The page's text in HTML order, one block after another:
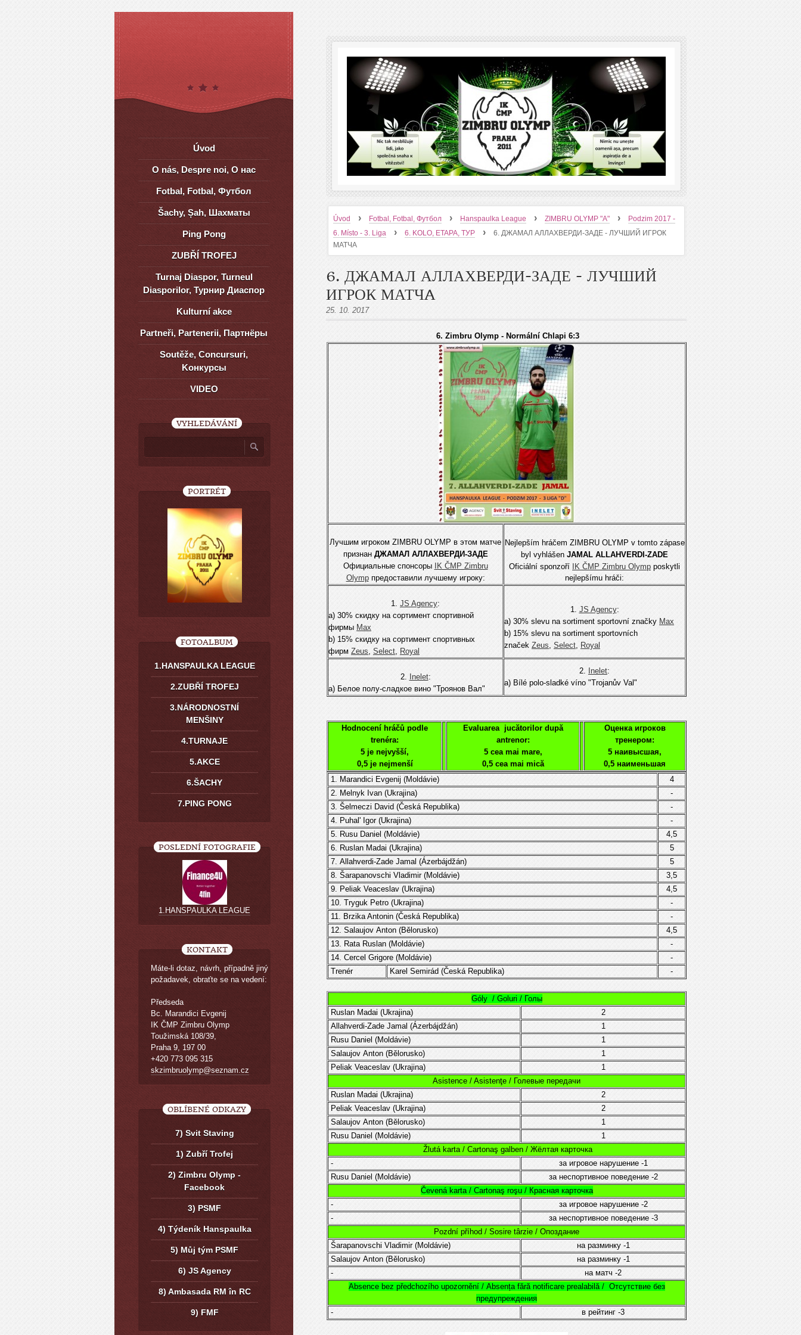
Úvod › Fotbal, Fotbal, Футбол › Hanspaulka League › ZIMBRU OLYMP "A" ›
Podzim 2017 -
6. Místo - 3. Liga
› 6. KOLO, ETAPA, ТУР ›
6. ДЖАМАЛ АЛЛАХВЕРДИ-ЗАДЕ - ЛУЧШИЙ ИГРОК
МАТЧA
6. ДЖАМАЛ АЛЛАХВЕРДИ-ЗАДЕ - ЛУЧШИЙ
ИГРОК МАТЧA
25. 10. 2017
6. Zimbru Olymp - Normální Chlapi 6:3
Лучшим игрокoм ZIMBRU OLYMP в этом матче
признан ДЖАМАЛ АЛЛАХВЕРДИ-ЗАДЕ
Официальные спонсоры
IK ČMP Zimbru
Olympпредоставили лучшему игроку:
Nejlepším hráčem ZIMBRU OLYMP v tomto zápase
byl vyhlášen JAMAL ALLAHVERDI-ZADE
Oficiální sponzoří
IK ČMP Zimbru Olymp poskytli
nejlepšímu hráči:
1. JS Agency:
а) 30% скидку на сортимент спортивной
фирмы Мах
b) 15% скидку на сортимент спортивных
фирм Zeus, Select, Royal
1. JS Agency:
а) 30% slevu na sortiment sportovní značky Мах
b) 15% slevu na sortiment sportovních
značek Zeus, Select, Royal
2. Inelet:
а) Белое полу-сладкое вино "Троянов Вал"
2. Inelet:
а) Bílé polo-sladké víno "Trojanův Val"
Hodnocení hráčů podle
trenéra:
5 je nejvyšší,
0,5 je nejmenší
Evaluarea jucătorilor după
antrenor:
5 cea mai mare,
0,5 cea mai mică
Оценка игроков
тренером:
5 наивысшая,
0,5 наименьшая
1. Marandici Evgenij (Moldávie)
4
2. Melnyk Ivan (Ukrajina)
-
3. Šelmeczi David (Česká Republika)
-
4. Puhal' Igor (Ukrajina)
-
5. Rusu Daniel (Moldávie)
4,5
6. Ruslan Madai (Ukrajina)
5
7. Allahverdi-Zade Jamal (Ázerbájdžán)
5
8. Šarapanovschi Vladimir (Moldávie)
3,5
9. Peliak Veaceslav (Ukrajina)
4,5
10. Tryguk Petro (Ukrajina)
-
11. Brzika Antonin (Česká Republika)
-
12. Salaujov Anton (Bělorusko)
4,5
13. Rata Ruslan (Moldávie)
-
14. Cercel Grigore (Moldávie)
-
Trenér
Karel Semirád (Česká Republika) -
Góly / Goluri / Голы
Ruslan Madai (Ukrajina)
2
Allahverdi-Zade Jamal (Ázerbájdžán)
1
Rusu Daniel (Moldávie)
1
Salaujov Anton (Bělorusko)
1
Peliak Veaceslav (Ukrajina)
1
Asistence / Asistenţe / Голевые передачи
Ruslan Madai (Ukrajina)
2
Peliak Veaceslav (Ukrajina)
2
Salaujov Anton (Bělorusko)
1
Rusu Daniel (Moldávie)
1
Žlutá karta / Cartonaş galben / Жёлтая карточка
-
за игровое нарушение -1
Rusu Daniel (Moldávie) за неспортивное поведение -2
Čevená karta / Cartonaş roşu / Красная карточка
-
за игровое нарушение -2
-
за неспортивное поведение -3
Pozdní příhod / Sosire târzie / Опоздание
Šarapanovschi Vladimir (Moldávie) на разминку -1
Salaujov Anton (Bělorusko)
на разминку -1
-
на матч -2
Absence bez předchozího upozornění / Absența fără notificare prealabilă / Отсутствие без
предупреждения
-
в рейтинг -3
Úvod
O nás, Despre noi, О нас
Fotbal, Fotbal, Футбол
Šachy, Șah, Шахматы
Ping Pong
ZUBŘÍ TROFEJ
Turnaj Diaspor, Turneul
Diasporilor, Турнир Диаспор
Kulturní akce
Partneři, Partenerii, Партнёры
Soutěže, Concursuri,
Kонкурсы
VIDEO
VYHLEDÁVÁNÍ
PORTRÉT
FOTOALBUM
1.HANSPAULKA LEAGUE
2.ZUBŘÍ TROFEJ
3.NÁRODNOSTNÍ
MENŠINY
4.TURNAJE
5.AKCE
6.ŠACHY
7.PING PONG
POSLEDNÍ FOTOGRAFIE
1.HANSPAULKA LEAGUE
KONTAKT
Máte-li dotaz, návrh, případně jiný
požadavek, obraťte se na vedení:
Předseda
Bc. Marandici Evgenij
IK ČMP Zimbru Olymp
Toužimská 108/39,
Praha 9, 197 00
+420 773 095 315
skzimbruolymp@seznam.cz
OBLÍBENÉ ODKAZY
7) Svit Staving
1) Zubří Trofej
2) Zimbru Olymp -
Facebook
3) PSMF
4) Týdeník Hanspaulka
5) Můj tým PSMF
6) JS Agency
8) Ambasada RM în RC
9) FMF